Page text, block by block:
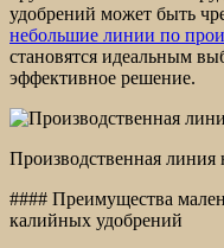
удобрений может быть
небольшие линии по
становятся идеальным
эффективное решение.
Производственная линия
#### Преимущества
калийных удобрений